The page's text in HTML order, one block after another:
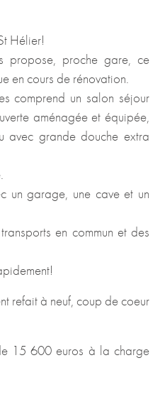
Hélier!
propose, proche gare, ce
en cours de rénovation.
comprend un salon séjour
aménagée et équipée,
avec grande douche extra
un garage, une cave et un
en commun et des
refait à neuf, coup de coeur
15 600 euros à la charge